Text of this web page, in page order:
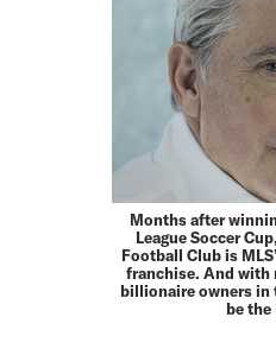
Months after
League Soccer
Football Club is
franchise. And with
billionaire owners in
be the